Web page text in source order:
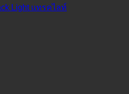
Light แทรคไลท์